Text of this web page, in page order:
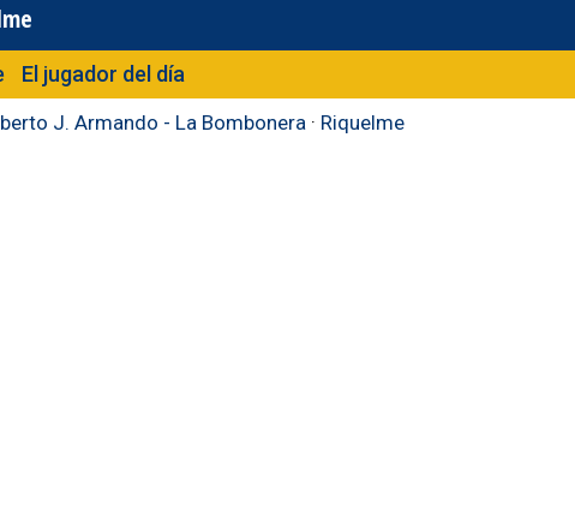
El jugador del día
J. Armando - La Bombonera · Riquelme